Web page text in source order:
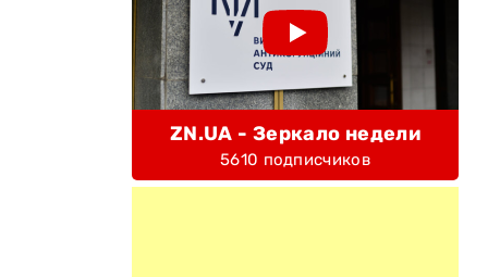
ZN.UA - Зеркало недели
5610 подписчиков